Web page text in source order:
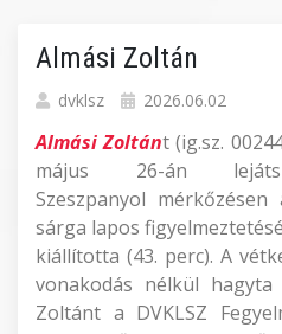
Almási Zoltán
dvklsz 2026.06.02
Almási Zoltánt (ig.sz.
május 26-án
Szeszpanyol
sárga lapos
kiállította (43. perc). A
vonakodás nélkül
Zoltánt a DVKLSZ